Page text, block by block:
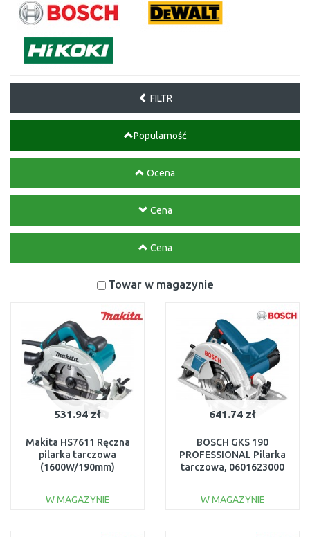
FILTR
Popularność
Ocena
Cena
Cena
Towar w magazynie
531.94 zł
Makita HS7611 Ręczna
pilarka tarczowa
(1600W/190mm)
W MAGAZYNIE
641.74 zł
BOSCH GKS 190
PROFESSIONAL Pilarka
tarczowa, 0601623000
W MAGAZYNIE